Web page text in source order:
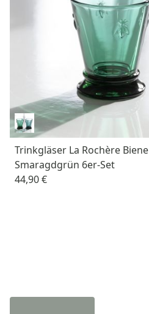
Trinkgläser La Rochère Biene
Smaragdgrün 6er-Set
44,90 €